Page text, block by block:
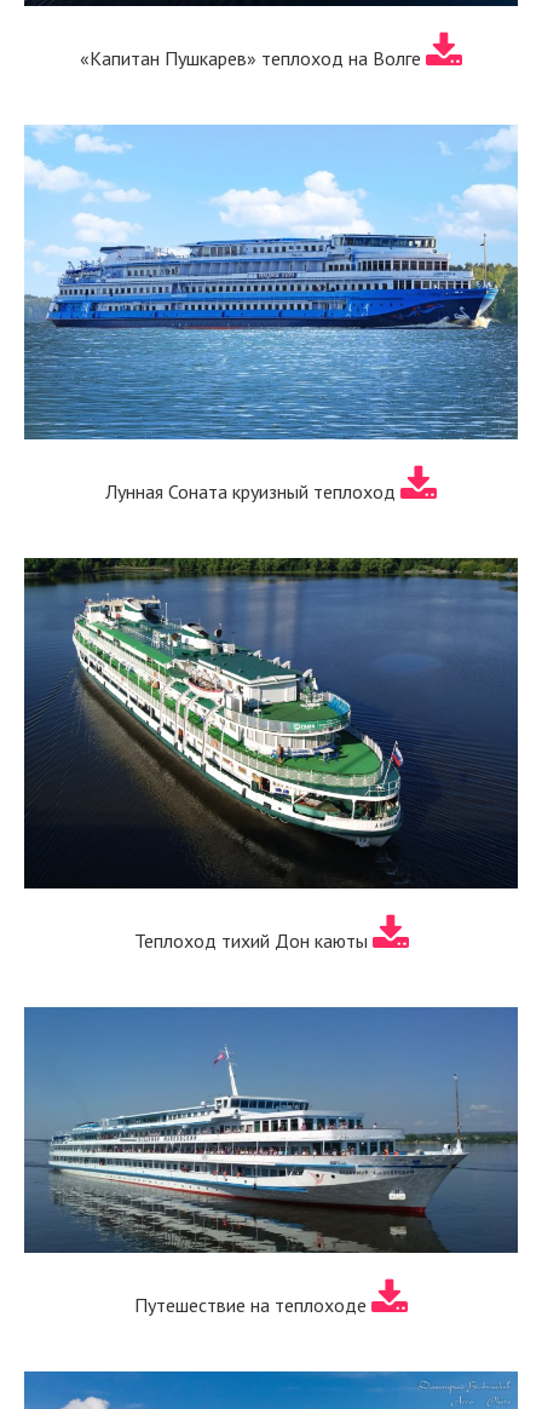
«Капитан Пушкарев» теплоход на Волге
Лунная Соната круизный теплоход
Теплоход тихий Дон каюты
Путешествие на теплоходе